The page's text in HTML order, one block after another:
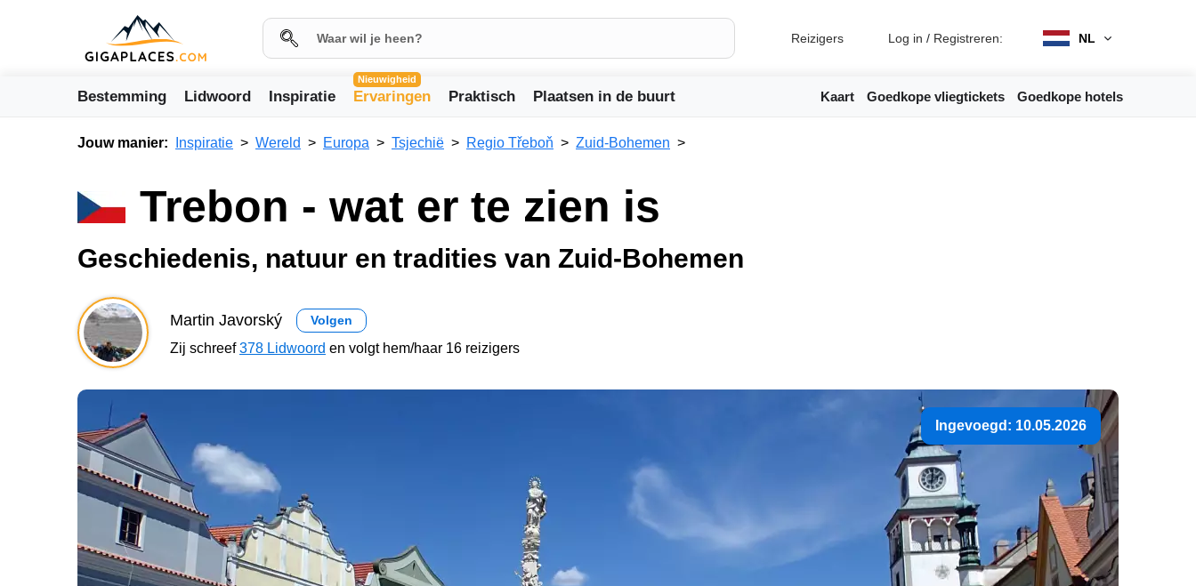
Reizigers Log in / Registreren: NL
Bestemming Lidwoord Inspiratie
Nieuwigheid
Ervaringen Praktisch Plaatsen in de buurt Kaart Goedkope vliegtickets Goedkope hotels
Jouw manier: Inspiratie Wereld Europa Tsjechië Regio Třeboň Zuid-Bohemen
Trebon - wat er te zien is
Geschiedenis, natuur en tradities van Zuid-Bohemen
Martin Javorský Volgen
Zij schreef378 Lidwoord en volgt hem/haar 16 reizigers
Ingevoegd: 10.05.2026